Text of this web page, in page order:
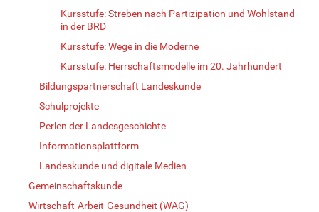
Kursstufe: Streben nach Partizipation und Wohlstand
in der BRD
Kursstufe: Wege in die Moderne
Kursstufe: Herrschaftsmodelle im 20. Jahrhundert
Bildungspartnerschaft Landeskunde
Schulprojekte
Perlen der Landesgeschichte
Informationsplattform
Landeskunde und digitale Medien
Gemeinschaftskunde
Wirtschaft-Arbeit-Gesundheit (WAG)